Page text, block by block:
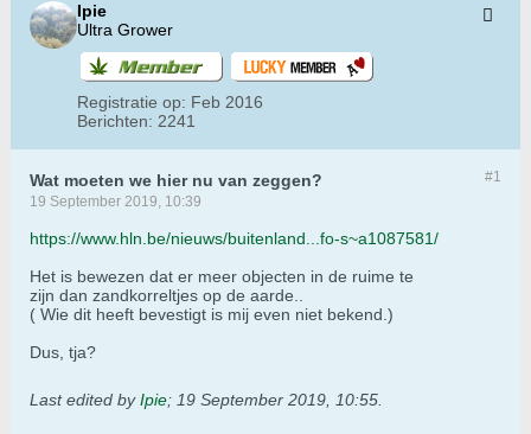
Ipie
Ultra Grower
Registratie op: Feb 2016
Berichten: 2241
#1
Wat moeten we hier nu van zeggen?
19 September 2019, 10:39
https://www.hln.be/nieuws/buitenland...fo-s~a1087581/
Het is bewezen dat er meer objecten in de ruime te
zijn dan zandkorreltjes op de aarde..
( Wie dit heeft bevestigt is mij even niet bekend.)
Dus, tja?
Last edited byIpie; 19 September 2019, 10:55